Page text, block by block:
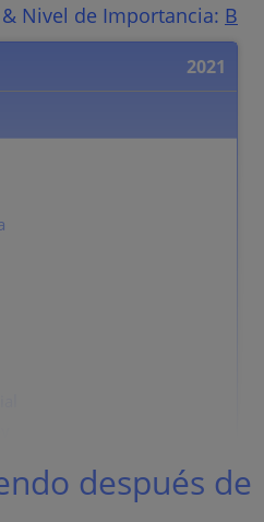
Nivel de Importancia: B
2021
después de